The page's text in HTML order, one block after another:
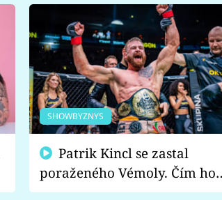
SHOWBYZNYS
poraženého Vémoly. Čím ho
fanoušci naštvali?